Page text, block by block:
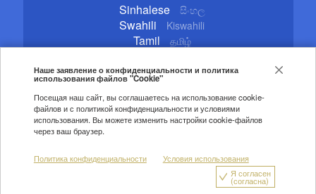
Sinhalese සිංහල
Swahili Kiswahili
Tamil தமிழ்
Turkish Türkçe
Ukrainian
Urdu اردو
Vietnamese Tiếng Việt
Правила цитирования
Авторские права
О нас
Наше заявление о конфиденциальности и политика
использования файлов "Cookie"
Посещая наш сайт, вы соглашаетесь на использование cookie-
файлов и с политикой конфиденциальности и условиями
использования. Вы можете изменить настройки cookie-файлов
через ваш браузер.
Политика конфиденциальности
Условия использования
Я согласен
(согласна)